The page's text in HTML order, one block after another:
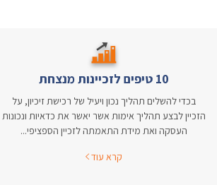
10 טיפים לזכיינות מנצחת
בכדי להשלים תהליך נכון ויעיל של רכישת זיכיון, על
הזכיין לבצע תהליך אימות אשר יאשר את כדאיות ונכונות
העסקה ואת מידת התאמתה לזכיין הספציפי...
קרא עוד